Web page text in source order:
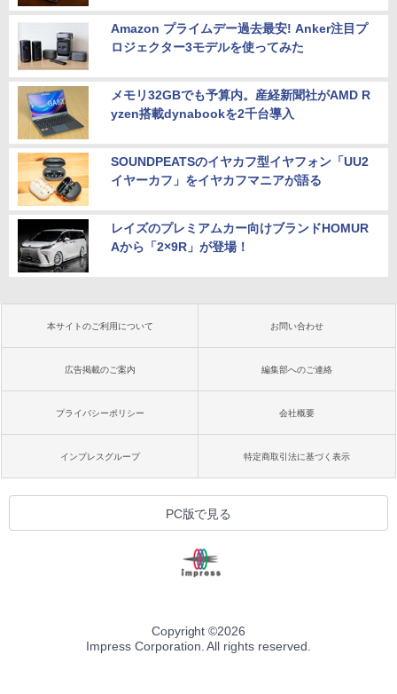
Amazon プライムデー過去最安! Anker注目プ
ロジェクター3モデルを使ってみた
メモリ32GBでも予算内。産経新聞社がAMD R
yzen搭載dynabookを2千台導入
SOUNDPEATSのイヤカフ型イヤフォン「UU2
イヤーカフ」をイヤカフマニアが語る
レイズのプレミアムカー向けブランドHOMUR
Aから「2×9R」が登場！
本サイトのご利用について お問い合わせ
広告掲載のご案内 編集部へのご連絡
プライバシーポリシー 会社概要
インプレスグループ 特定商取引法に基づく表示
PC版で見る
Copyright ©2026
Impress Corporation. All rights reserved.